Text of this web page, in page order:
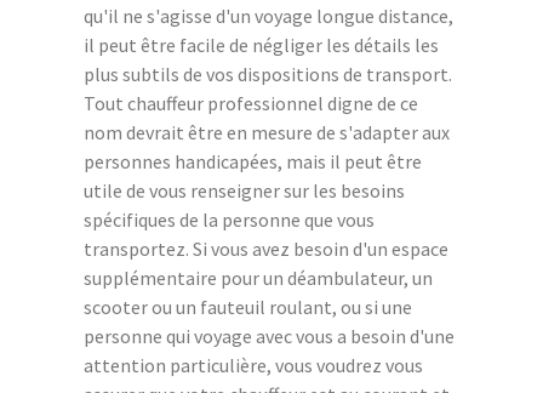
qu'il ne s'agisse d'un voyage longue distance,
il peut être facile de négliger les détails les
plus subtils de vos dispositions de transport.
Tout chauffeur professionnel digne de ce
nom devrait être en mesure de s'adapter aux
personnes handicapées, mais il peut être
utile de vous renseigner sur les besoins
spécifiques de la personne que vous
transportez. Si vous avez besoin d'un espace
supplémentaire pour un déambulateur, un
scooter ou un fauteuil roulant, ou si une
personne qui voyage avec vous a besoin d'une
attention particulière, vous voudrez vous